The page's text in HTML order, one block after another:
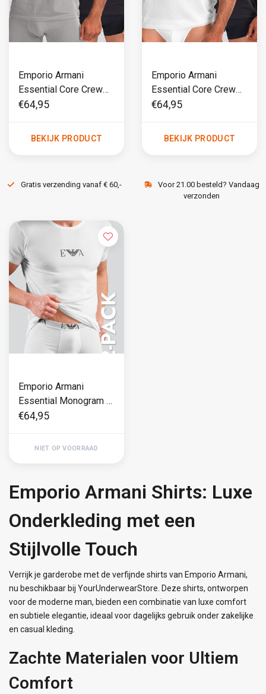
Emporio Armani
Essential Core Crew
Neck T-Shirt 2-Pack
€64,95
BEKIJK PRODUCT
Emporio Armani
Essential Core Crew
Neck T-Shirt 2-Pack
€64,95
BEKIJK PRODUCT
Gratis verzending vanaf € 60,-
Voor 21.00 besteld? Vandaag
verzonden
Emporio Armani
Essential Monogram T-
Shirt 2-Pack CC715
€64,95
NIET OP VOORRAAD
Emporio Armani Shirts: Luxe
Onderkleding met een
Stijlvolle Touch
Verrijk je garderobe met de verfijnde shirts van Emporio Armani,
nu beschikbaar bij YourUnderwearStore. Deze shirts, ontworpen
voor de moderne man, bieden een combinatie van luxe comfort
en subtiele elegantie, ideaal voor dagelijks gebruik onder zakelijke
en casual kleding.
Zachte Materialen voor Ultiem
Comfort